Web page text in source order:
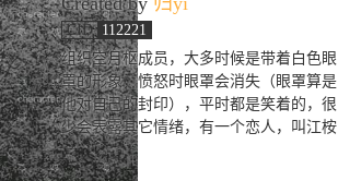
CID 112221
组织空月枢成员，大多时候是带着白色眼
罩的形象，愤怒时眼罩会消失（眼罩算是
他对自己的封印），平时都是笑着的，很
少会表露其它情绪，有一个恋人，叫江桉